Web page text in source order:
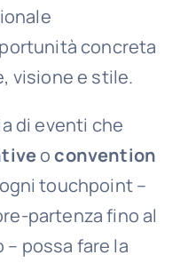
concreta
visione e stile.
di eventi che
oconvention
touchpoint –
partenza fino al
possa fare la